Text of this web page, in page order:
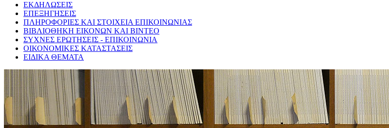
ΕΚΔΗΛΩΣΕΙΣ
ΕΠΕΞΗΓΗΣΕΙΣ
ΠΛΗΡΟΦΟΡΙΕΣ ΚΑΙ ΣΤΟΙΧΕΙΑ ΕΠΙΚΟΙΝΩΝΙΑΣ
ΒΙΒΛΙΟΘΗΚΗ ΕΙΚΟΝΩΝ ΚΑΙ ΒΙΝΤΕΟ
ΣΥΧΝΕΣ ΕΡΩΤΗΣΕΙΣ - ΕΠΙΚΟΙΝΩΝΙΑ
ΟΙΚΟΝΟΜΙΚΕΣ ΚΑΤΑΣΤΑΣΕΙΣ
ΕΙΔΙΚΑ ΘΕΜΑΤΑ